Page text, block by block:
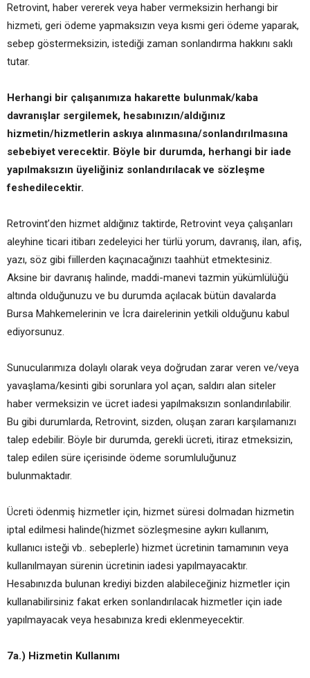
Retrovint, haber vererek veya haber vermeksizin herhangi bir
hizmeti, geri ödeme yapmaksızın veya kısmi geri ödeme yaparak,
sebep göstermeksizin, istediği zaman sonlandırma hakkını saklı
tutar.
Herhangi bir çalışanımıza hakarette bulunmak/kaba
davranışlar sergilemek, hesabınızın/aldığınız
hizmetin/hizmetlerin askıya alınmasına/sonlandırılmasına
sebebiyet verecektir. Böyle bir durumda, herhangi bir iade
yapılmaksızın üyeliğiniz sonlandırılacak ve sözleşme
feshedilecektir.
Retrovint’den hizmet aldığınız taktirde, Retrovint veya çalışanları
aleyhine ticari itibarı zedeleyici her türlü yorum, davranış, ilan, afiş,
yazı, söz gibi fiillerden kaçınacağınızı taahhüt etmektesiniz.
Aksine bir davranış halinde, maddi-manevi tazmin yükümlülüğü
altında olduğunuzu ve bu durumda açılacak bütün davalarda
Bursa Mahkemelerinin ve İcra dairelerinin yetkili olduğunu kabul
ediyorsunuz.
Sunucularımıza dolaylı olarak veya doğrudan zarar veren ve/veya
yavaşlama/kesinti gibi sorunlara yol açan, saldırı alan siteler
haber vermeksizin ve ücret iadesi yapılmaksızın sonlandırılabilir.
Bu gibi durumlarda, Retrovint, sizden, oluşan zararı karşılamanızı
talep edebilir. Böyle bir durumda, gerekli ücreti, itiraz etmeksizin,
talep edilen süre içerisinde ödeme sorumluluğunuz
bulunmaktadır.
Ücreti ödenmiş hizmetler için, hizmet süresi dolmadan hizmetin
iptal edilmesi halinde(hizmet sözleşmesine aykırı kullanım,
kullanıcı isteği vb.. sebeplerle) hizmet ücretinin tamamının veya
kullanılmayan sürenin ücretinin iadesi yapılmayacaktır.
Hesabınızda bulunan krediyi bizden alabileceğiniz hizmetler için
kullanabilirsiniz fakat erken sonlandırılacak hizmetler için iade
yapılmayacak veya hesabınıza kredi eklenmeyecektir.
7a.) Hizmetin Kullanımı